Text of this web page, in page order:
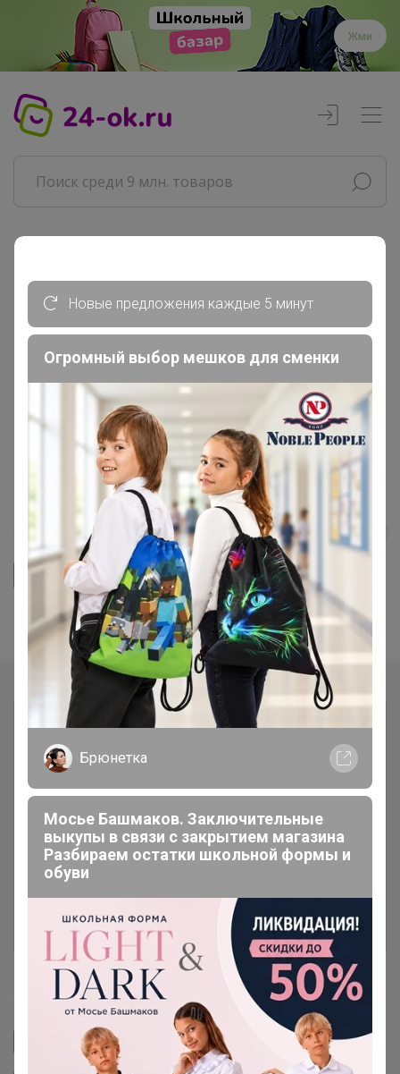
Жми
Главная
Совместные покупки
Товары для дома
Дача, сад, огород
Мульча (кора), щепа, скорлупа,
пемза ❗ Забирать только из цр
Щорса 5 (svet)
32K 41.9K
Ответить
Показаны записи1-2из2.
Happy Baby
Подписаться на закупку 299
Новые предложения каждые 5 минут
Огромный выбор мешков для сменки
Брюнетка
Мосье Башмаков. Заключительные
выкупы в связи с закрытием магазина
Разбираем остатки школьной формы и
обуви